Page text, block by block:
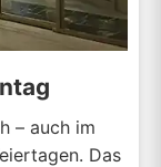
– auch im
Das